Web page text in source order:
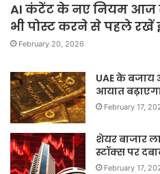
AI कंटेंट के नए नियम आज
भी पोस्ट करने से पहले रखें
February 20, 2026
UAE के बजाय
आयात
February 17,
शेयर बाजार
स्टॉक्स पर
February 17,